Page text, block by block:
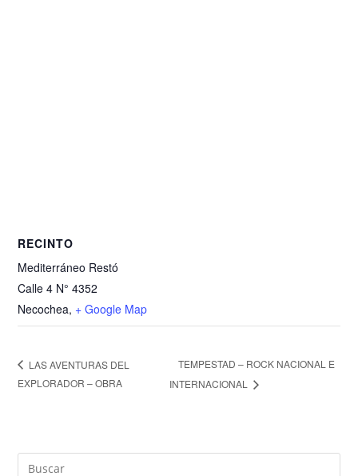
RECINTO
Mediterráneo Restó
Calle 4 N° 4352
Necochea, + Google Map
LAS AVENTURAS DEL
EXPLORADOR – OBRA
TEMPESTAD – ROCK NACIONAL E
INTERNACIONAL